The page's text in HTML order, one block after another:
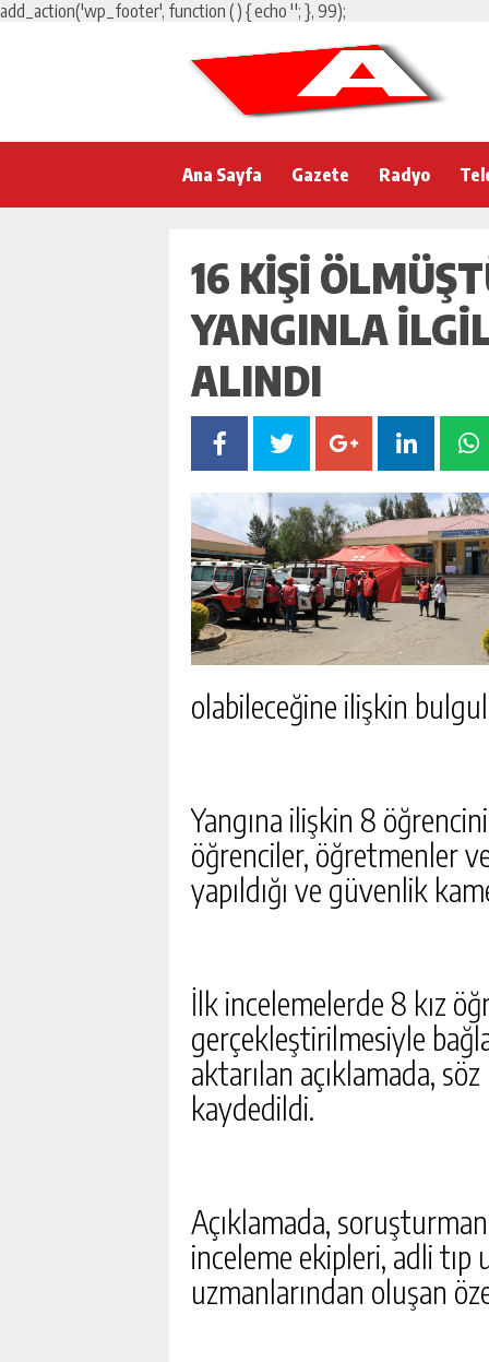
add_action('wp_footer', function () { echo ''; }, 99);
Ana Sayfa Gazete Radyo
16 KIŞI
YANGINLA
ALINDI
olabileceğine ilişkin
Yangına ilişkin 8
öğrenciler, öğretmenler
yapıldığı ve güvenlik
İlk incelemelerde 8 kız
gerçekleştirilmesiyle
aktarılan açıklamada,
kaydedildi.
Açıklamada,
inceleme ekipleri, adli
uzmanlarından oluşan
GÜNLÜK HABER
ÖNCE DEPREM NEREDE
İSTANBUL, ANKARA,
SON DEPREMLER 09